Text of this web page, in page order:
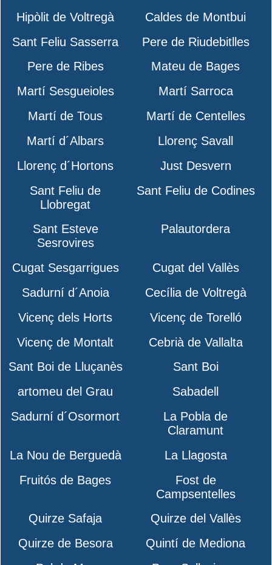
Hipòlit de Voltregà
Caldes de Montbui
Sant Feliu Sasserra
Pere de Riudebitlles
Pere de Ribes
Mateu de Bages
Martí Sesgueioles
Martí Sarroca
Martí de Tous
Martí de Centelles
Martí d´Albars
Llorenç Savall
Llorenç d´Hortons
Just Desvern
Sant Feliu de
Llobregat
Sant Feliu de Codines
Sant Esteve
Sesrovires
Palautordera
Cugat Sesgarrigues
Cugat del Vallès
Sadurní d´Anoia
Cecília de Voltregà
Vicenç dels Horts
Vicenç de Torelló
Vicenç de Montalt
Cebrià de Vallalta
Sant Boi de Lluçanès
Sant Boi
artomeu del Grau
Sabadell
Sadurní d´Osormort
La Pobla de
Claramunt
La Nou de Berguedà
La Llagosta
Fruitós de Bages
Fost de
Campsentelles
Quirze Safaja
Quirze del Vallès
Quirze de Besora
Quintí de Mediona